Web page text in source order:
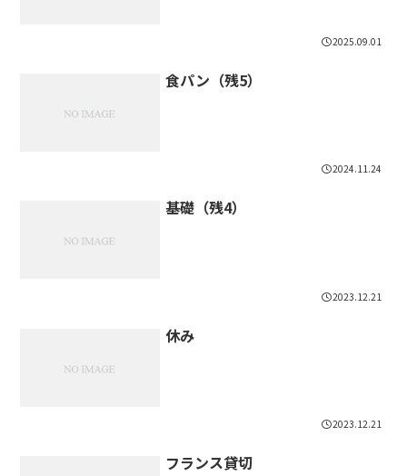
2025.09.01
食パン（残5）
2024.11.24
基礎（残4）
2023.12.21
休み
2023.12.21
フランス貸切